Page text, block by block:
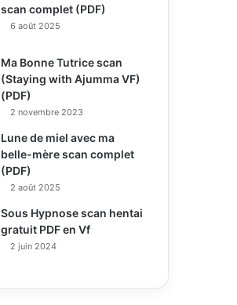
scan complet (PDF)
6 août 2025
Ma Bonne Tutrice scan
(Staying with Ajumma VF)
(PDF)
2 novembre 2023
Lune de miel avec ma
belle-mère scan complet
(PDF)
2 août 2025
Sous Hypnose scan hentai
gratuit PDF en Vf
2 juin 2024